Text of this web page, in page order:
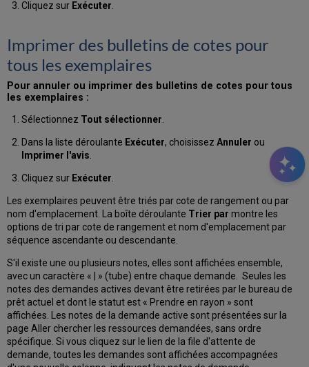
Cliquez sur Exécuter
Imprimer des bulletins de cotes pour
tous les exemplaires
Pour annuler ou imprimer des bulletins de cotes pour tous
les exemplaires :
Sélectionnez Tout sélectionner
Dans la liste déroulante Exécuter, choisissez Annuler ou
Imprimer l'avis
Cliquez sur Exécuter
Les exemplaires peuvent être triés par cote de rangement ou par
nom d'emplacement. La boîte déroulante Trier par montre les
options de tripar cote de rangement et nom d'emplacement par
séquence ascendante ou descendante.
S'il existe une ou plusieurs notes, elles sont affichées ensemble,
avec un caractère « | » (tube) entre chaque demande. Seules les
notes des demandes actives devant être retirées par le bureau de
prêt actuel et dont le statut est « Prendre en rayon » sont
affichées. Les notes de la demande active sont présentées sur la
page Aller chercher les ressources demandées, sans ordre
spécifique. Si vous cliquez sur le lien de la file d'attente de
demande, toutes les demandes sont affichées accompagnées